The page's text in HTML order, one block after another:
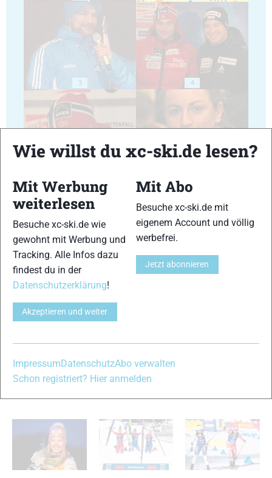
3 4
7 8
9
© Bilder 1 - 9: Hemmersbach/Nordic Focus;
VERWANDTE ARTIKEL
Wie willst du xc-ski.de lesen?
Mit Werbung
weiterlesen
Besuche xc-ski.de wie
gewohnt mit Werbung und
Tracking. Alle Infos dazu
findest du in der
Datenschutzerklärung!
Akzeptieren und weiter
Mit Abo
Besuche xc-ski.de mit
eigenem Account und völlig
werbefrei.
Jetzt abonnieren
ImpressumDatenschutzAbo verwalten
Schon registriert? Hier anmelden